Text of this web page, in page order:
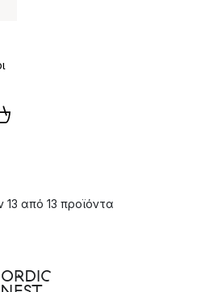
13 από 13 προϊόντα